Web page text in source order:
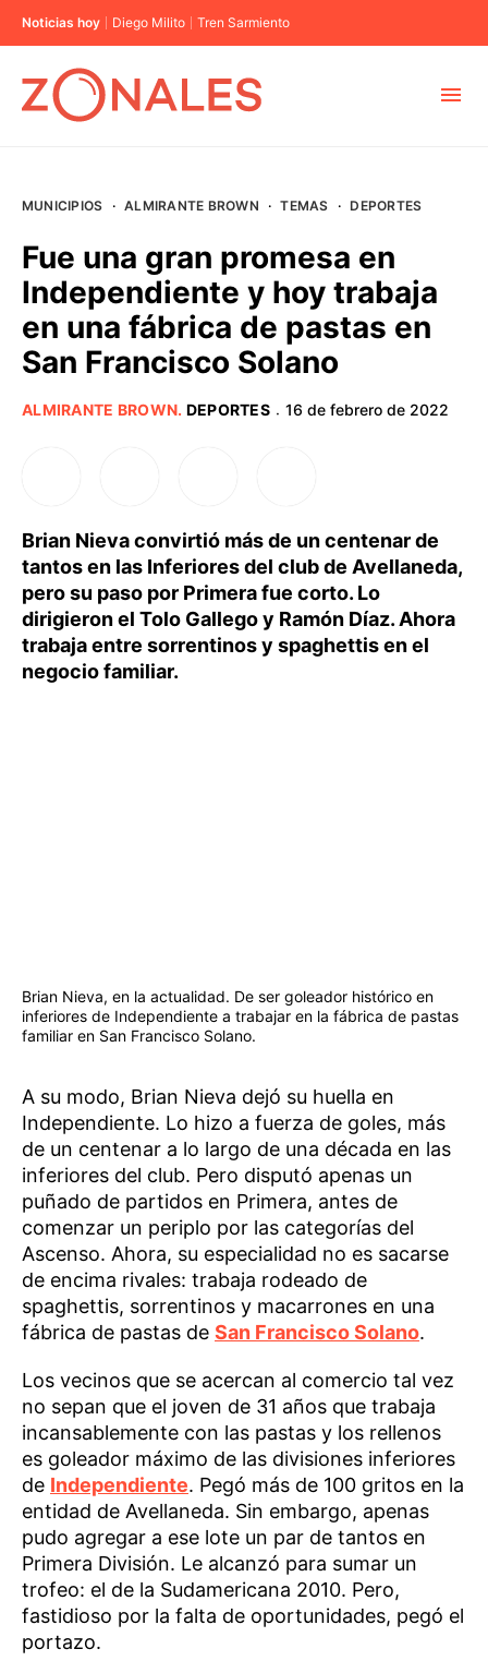
Noticias hoy Diego Milito Tren Sarmiento
BUENOS AIRES
PROVINCIAS
MUNICIPIOS · ALMIRANTE BROWN · TEMAS · DEPORTES
Fue una gran promesa en
Independiente y hoy trabaja
en una fábrica de pastas en
San Francisco Solano
ALMIRANTE BROWN. DEPORTES · 16 de febrero de 2022
Brian Nieva convirtió más de un centenar de
tantos en las Inferiores del club de Avellaneda,
pero su paso por Primera fue corto. Lo
dirigieron el Tolo Gallego y Ramón Díaz. Ahora
trabaja entre sorrentinos y spaghettis en el
negocio familiar.
Brian Nieva, en la actualidad. De ser goleador histórico en
inferiores de Independiente a trabajar en la fábrica de pastas
familiar en San Francisco Solano.
A su modo, Brian Nieva dejó su huella en
Independiente. Lo hizo a fuerza de goles, más
de un centenar a lo largo de una década en las
inferiores del club. Pero disputó apenas un
puñado de partidos en Primera, antes de
comenzar un periplo por las categorías del
Ascenso. Ahora, su especialidad no es sacarse
de encima rivales: trabaja rodeado de
spaghettis, sorrentinos y macarrones en una
fábrica de pastas de San Francisco Solano.
Los vecinos que se acercan al comercio tal vez
no sepan que el joven de 31 años que trabaja
incansablemente con las pastas y los rellenos
es goleador máximo de las divisiones inferiores
de Independiente. Pegó más de 100 gritos en la
entidad de Avellaneda. Sin embargo, apenas
pudo agregar a ese lote un par de tantos en
Primera División. Le alcanzó para sumar un
trofeo: el de la Sudamericana 2010. Pero,
fastidioso por la falta de oportunidades, pegó el
portazo.